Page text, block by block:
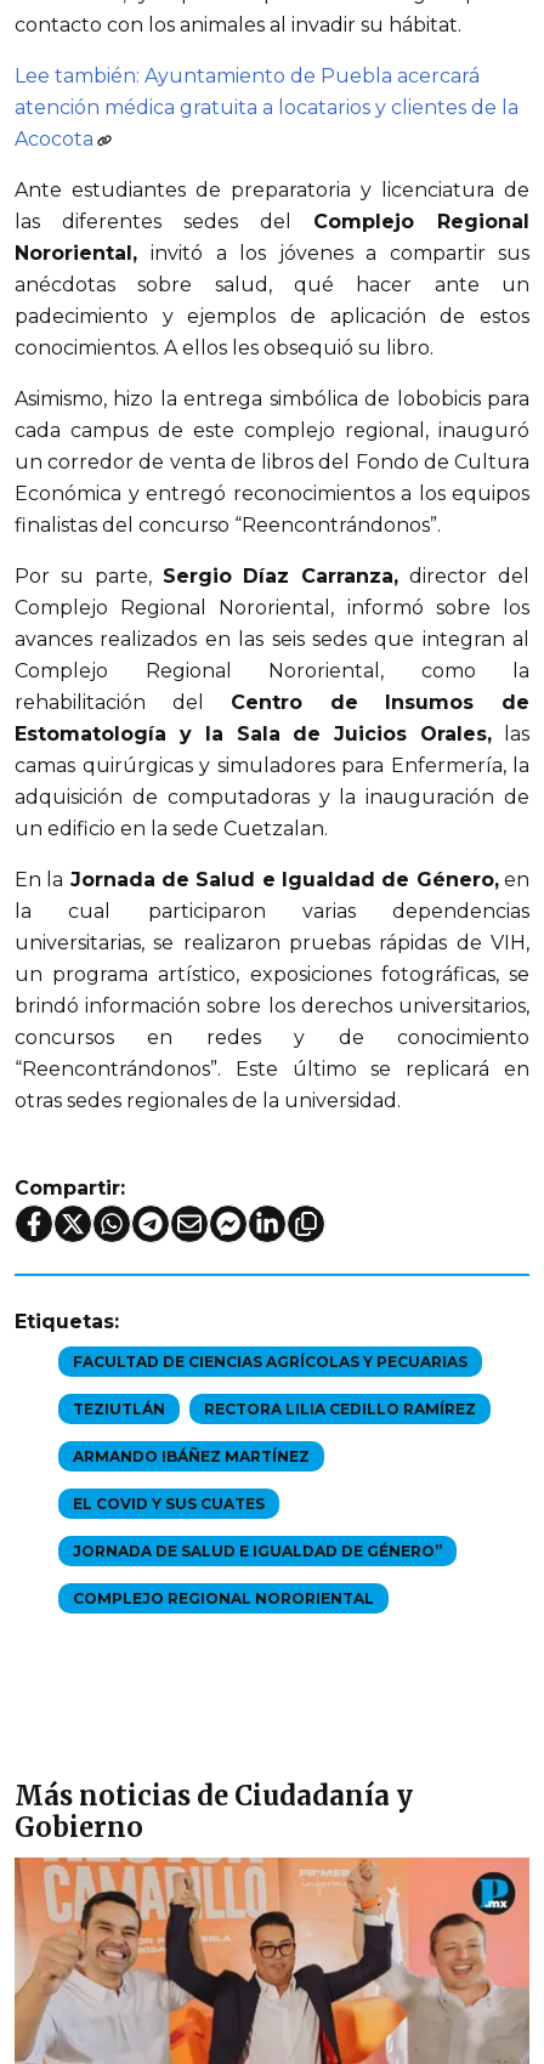
contacto con los animales al invadir su hábitat.
Lee también: Ayuntamiento de Puebla acercará
atención médica gratuita a locatarios y clientes de la
Acocota
Ante estudiantes de preparatoria y licenciatura de
las diferentes sedes del Complejo Regional
Nororiental,invitó a los jóvenes a compartir sus
anécdotas sobre salud, qué hacer ante un
padecimiento y ejemplos de aplicación de estos
conocimientos. A ellos les obsequió su libro.
Asimismo, hizo la entrega simbólica de lobobicis para
cada campus de este complejo regional, inauguró
un corredor de venta de libros del Fondo de Cultura
Económica y entregó reconocimientos a los equipos
finalistas del concurso “Reencontrándonos”.
Por su parte, Sergio Díaz Carranza, director del
Complejo Regional Nororiental, informó sobre los
avances realizados en las seis sedes que integran al
Complejo Regional Nororiental, como la
rehabilitación del
Centro de Insumos de
Estomatología y la Sala de Juicios Orales, las
camas quirúrgicas y simuladores para Enfermería, la
adquisición de computadoras y la inauguración de
un edificio en la sede Cuetzalan.
En la Jornada de Salud e Igualdad de Género,en
la cual participaron varias dependencias
universitarias, se realizaron pruebas rápidas de VIH,
un programa artístico, exposiciones fotográficas, se
brindó información sobre los derechos universitarios,
concursos en redes y de conocimiento
“Reencontrándonos”. Este último se replicará en
otras sedes regionales de la universidad.
Compartir:
Etiquetas:
FACULTAD DE CIENCIAS AGRÍCOLAS Y PECUARIAS
TEZIUTLÁN RECTORA LILIA CEDILLO RAMÍREZ
ARMANDO IBÁÑEZ MARTÍNEZ
EL COVID Y SUS CUATES
JORNADA DE SALUD E IGUALDAD DE GÉNERO”
COMPLEJO REGIONAL NORORIENTAL
Más noticias de Ciudadanía y
Gobierno